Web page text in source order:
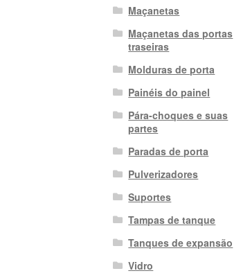
Maçanetas
Maçanetas das portas
traseiras
Molduras de porta
Painéis do painel
Pára-choques e suas
partes
Paradas de porta
Pulverizadores
Suportes
Tampas de tanque
Tanques de expansão
Vidro